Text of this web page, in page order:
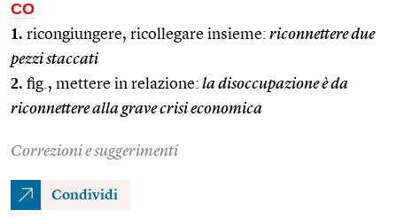
CO
1. ricongiungere, ricollegare insieme: riconnettere due
pezzi staccati
2. fig., mettere in relazione: la disoccupazione è da
riconnettere alla grave crisi economica
Correzioni e suggerimenti
Condividi